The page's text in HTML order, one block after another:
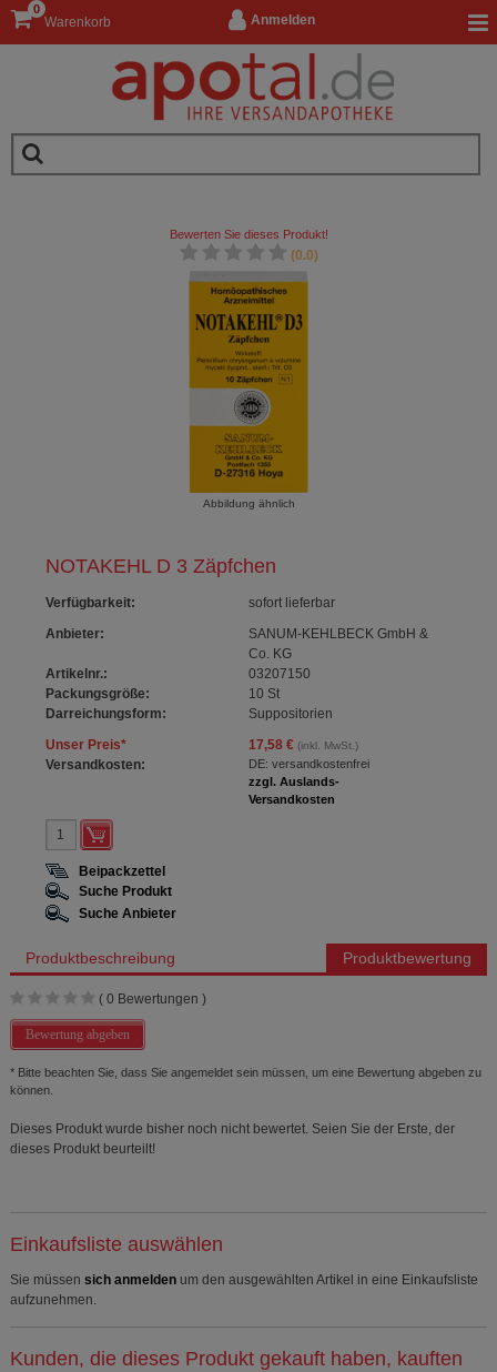
Anmelden
Warenkorb
0
NOTAKEHL D 3 Zäpfchen
Verfügbarkeit:
sofort lieferbar
Anbieter:
SANUM-KEHLBECK GmbH &
Co. KG
Artikelnr.:
03207150
Packungsgröße:
10 St
Darreichungsform:
Suppositorien
Unser Preis* 17,58 €(inkl. MwSt.)
Versandkosten:
DE: versandkostenfrei
zzgl. Auslands-
Versandkosten
Bewerten Sie dieses Produkt!
(0.0)
Abbildung ähnlich
Beipackzettel
Suche Produkt
Suche Anbieter
Produktbeschreibung Produktbewertung
( 0 Bewertungen )
Bewertung abgeben
* Bitte beachten Sie, dass Sie angemeldet sein müssen, um eine Bewertung abgeben zu
können.
Dieses Produkt wurde bisher noch nicht bewertet. Seien Sie der Erste, der
dieses Produkt beurteilt!
Einkaufsliste auswählen
Sie müssen sich anmelden um den ausgewählten Artikel in eine Einkaufsliste
aufzunehmen.
Kunden, die dieses Produkt gekauft haben, kauften